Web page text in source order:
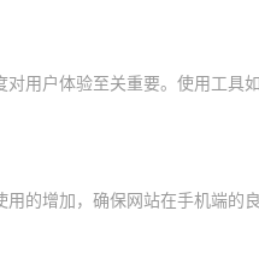
对用户体验至关重要。使用工
用的增加，确保网站在手机端的